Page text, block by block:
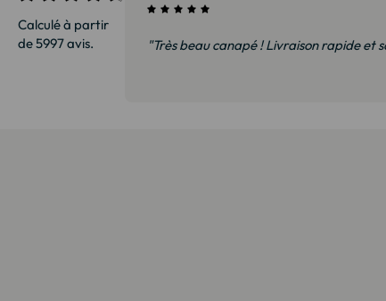
Calculé à partir
de 5997 avis.
ravis et "Très beau canapé ! Livraison rapide et